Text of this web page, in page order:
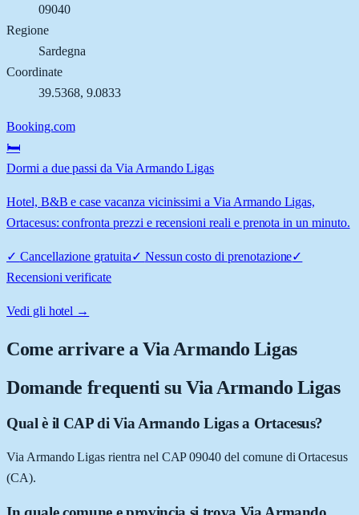
09040
Regione
Sardegna
Coordinate
39.5368, 9.0833
Booking.com
🛏️
Dormi a due passi da Via Armando Ligas
Hotel, B&B e case vacanza vicinissimi a Via Armando Ligas,
Ortacesus: confronta prezzi e recensioni reali e prenota in un minuto.
✓ Cancellazione gratuita✓ Nessun costo di prenotazione✓
Recensioni verificate
Vedi gli hotel →
Come arrivare aVia Armando Ligas
Domande frequenti su Via Armando Ligas
Qual è il CAP di Via Armando Ligas a Ortacesus?
Via Armando Ligas rientra nel CAP 09040 del comune di Ortacesus
(CA).